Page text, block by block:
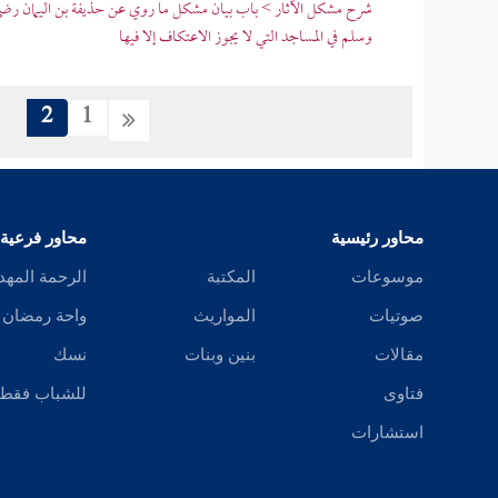
شرح مشكل الآثار > باب بيان مشكل ما روي عن حذيفة بن اليمان
وسلم في المساجد التي لا يجوز الاعتكاف إلا فيها
1
2
محاور رئيسية
موسوعات
صوتيات
مقالات
فتاوى
استشارات
المكتبة
المواريث
بنين وبنات
محاور فرعية
الرحمة
واحة رمضان
نسك
للشباب